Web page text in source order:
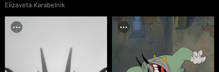
Elizaveta Karabelnik